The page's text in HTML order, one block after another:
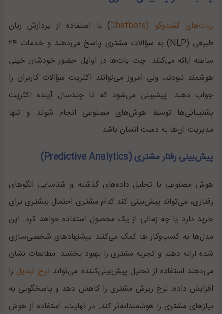
ربات‌های گفت‌وگو (Chatbots
) با استفاده از پردازش زبان
طبیعی (NLP) به سؤالات مشتری پاسخ می‌دهند و خدمات ۲۴
ساعته ارائه می‌کنند. چت بات‌ها در اوایل حضور خودشان خیلی
هوشمند نبودند، ولی امروز می‌توانند اکثریت سؤالات کاربران را
جواب دهند. پیشبینی می‌شود که تا چندسال آینده اکثریت
پشتیبانی‌ها توسط هوش‌های مصنوعی انجام شوند و تنها
مدیریت آن‌ها به دست انسان باشد.
پیش‌بینی رفتار مشتری (Predictive Analytics)
هوش مصنوعی با تحلیل داده‌های گذشته و شناسایی الگو‌های
رفتاری، می‌تواند پیش‌بینی کند کدام مشتری احتمال بیشتری برای
خرید دارد یا چه زمانی از یک محصول استفاده خواهد کرد. این
مدل‌ها به کسب‌وکار‌ ها کمک می‌کنند پیشنهاد‌های شخصی‌سازی‌
شده ارائه دهند و تجربه مشتری را بهبود بخشند. مطالعات نشان
می‌دهند استفاده از تحلیل پیش‌بینی‌کننده می‌تواند نرخ تبدیل را
افزایش داده، نرخ ریزش مشتری را کاهش دهد و پاسخگویی به
نیاز‌های مشتری را هوشمندانه‌تر کند. در نهایت، استفاده از هوش